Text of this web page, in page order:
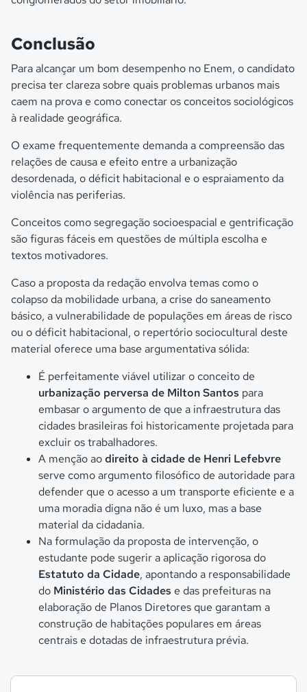
Conclusão
Para alcançar um bom desempenho no Enem, o candidato
precisa ter clareza sobre quais problemas urbanos mais
caem na prova e como conectar os conceitos sociológicos
à realidade geográfica.
O exame frequentemente demanda a compreensão das
relações de causa e efeito entre a urbanização
desordenada, o déficit habitacional e o espraiamento da
violência nas periferias.
Conceitos como segregação socioespacial e gentrificação
são figuras fáceis em questões de múltipla escolha e
textos motivadores.
Caso a proposta da redação envolva temas como o
colapso da mobilidade urbana, a crise do saneamento
básico, a vulnerabilidade de populações em áreas de risco
ou o déficit habitacional, o repertório sociocultural deste
material oferece uma base argumentativa sólida:
É perfeitamente viável utilizar o conceito de
urbanização perversa de Milton Santos para
embasar o argumento de que a infraestrutura das
cidades brasileiras foi historicamente projetada para
excluir os trabalhadores.
A menção aodireito à cidade de Henri Lefebvre
serve como argumento filosófico de autoridade para
defender que o acesso a um transporte eficiente e a
uma moradia digna não é um luxo, mas a base
material da cidadania.
Na formulação da proposta de intervenção, o
estudante pode sugerir a aplicação rigorosa do
Estatuto da Cidade, apontando a responsabilidade
do Ministério das Cidades e das prefeituras na
elaboração de Planos Diretores que garantam a
construção de habitações populares em áreas
centrais e dotadas de infraestrutura prévia.